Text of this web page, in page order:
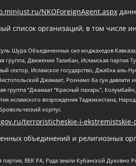
NKOForeignAgent.aspx
список организаций, в том числе
Шура Объединенных сил моджахедов Кавказа,
группа, Движение Талибан, Исламская партия
сектор, Исламское государство, Джабха
Джамаат, Рохнамо ба суи
группа “Джамаат “Красный пахарь”,
исламского возрождения Таджикистана,
корпус
terroristicheskie-i-
объединений и религиозных
партия, ВЕК РА, Рада земли Кубанской